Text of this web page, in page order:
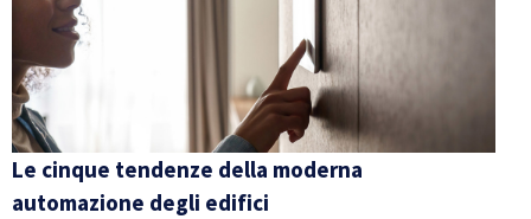
Le cinque tendenze della moderna
automazione degli edifici